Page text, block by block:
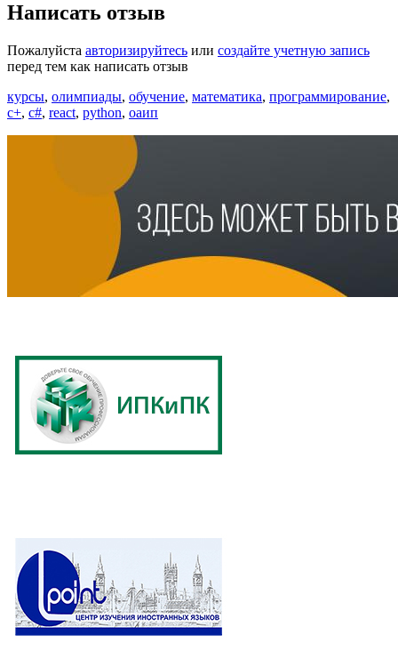
Написать отзыв
Пожалуйста авторизируйтесь или создайте учетную запись
перед тем как написать отзыв
курсы, олимпиады, обучение, математика, программирование,
с+, с#, react, python, оаип